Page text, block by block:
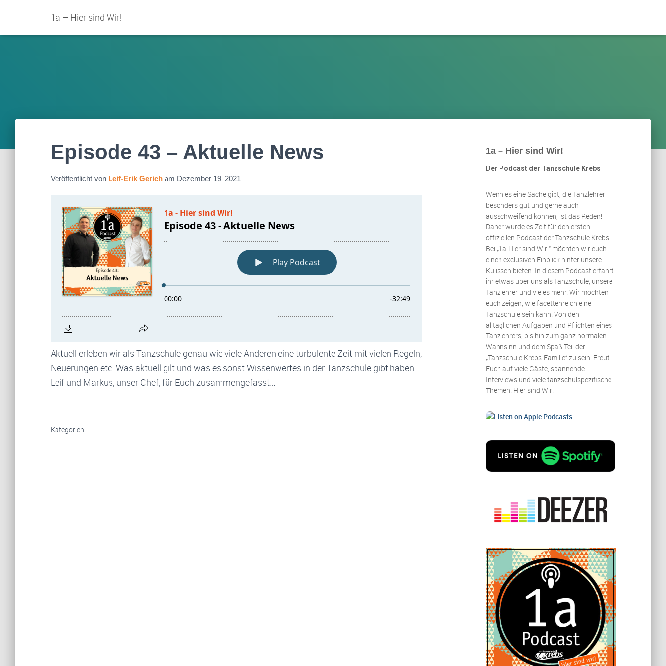
1a – Hier sind Wir!
Episode 43 – Aktuelle News
Veröffentlicht von Leif-Erik Gerich am Dezember 19, 2021
Aktuell erleben wir als Tanzschule genau wie viele Anderen eine turbulente Zeit mit vielen Regeln,
Neuerungen etc. Was aktuell gilt und was es sonst Wissenwertes in der Tanzschule gibt haben
Leif und Markus, unser Chef, für Euch zusammengefasst…
Kategorien:
1a – Hier sind Wir!
Der Podcast der Tanzschule Krebs
Wenn es eine Sache gibt, die Tanzlehrer
besonders gut und gerne auch
ausschweifend können, ist das Reden!
Daher wurde es Zeit für den ersten
offiziellen Podcast der Tanzschule Krebs.
Bei „1a-Hier sind Wir!“ möchten wir euch
einen exclusiven Einblick hinter unsere
Kulissen bieten. In diesem Podcast erfahrt
ihr etwas über uns als Tanzschule, unsere
Tanzlehrer und vieles mehr. Wir möchten
euch zeigen, wie facettenreich eine
Tanzschule sein kann. Von den
alltäglichen Aufgaben und Pflichten eines
Tanzlehrers, bis hin zum ganz normalen
Wahnsinn und dem Spaß Teil der
„Tanzschule Krebs-Familie“ zu sein. Freut
Euch auf viele Gäste, spannende
Interviews und viele tanzschulspezifische
Themen. Hier sind Wir!